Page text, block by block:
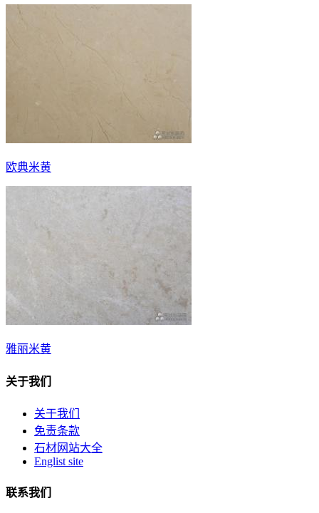
欧典米黄
雅丽米黄
关于我们
关于我们
免责条款
石材网站大全
Englist site
联系我们